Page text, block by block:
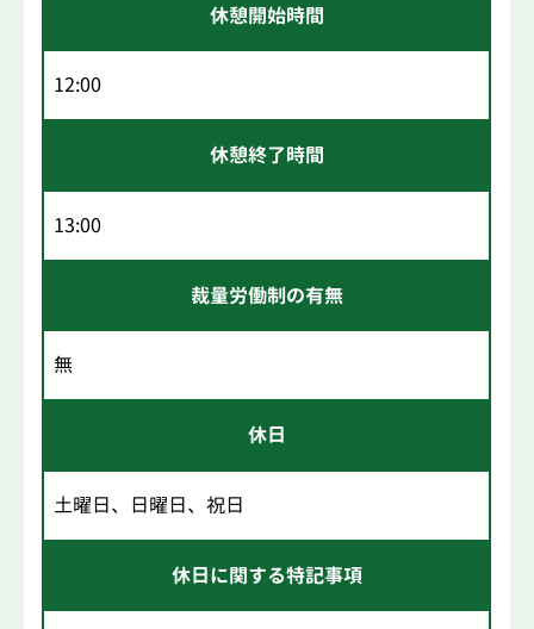
休憩開始時間
12:00
休憩終了時間
13:00
裁量労働制の有無
無
休日
土曜日、日曜日、祝日
休日に関する特記事項